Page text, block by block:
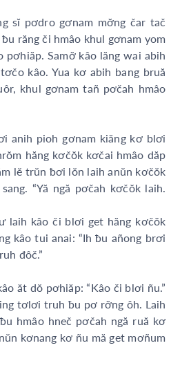
sĭ pơdro gơnam mơ̆ng čar tač
răng či hmâo khul gơnam yom
Samơ̆ kâo lăng wai abih
kâo. Yua kơ abih bang bruă
khul gơnam tañ pơčah hmâo
anih pioh gơnam kiăng kơ blơi
hăng kơčŏk kơčai hmâo dăp
lĕ trŭn ƀơi lŏn laih anŭn kơčŏk
“Yă ngă pơčah kơčŏk laih.
laih kâo či blơi get hăng kơčŏk
kâo tui anai: “Ih ƀu añong brơi
đôč.”
ăt dŏ pơhiăp: “Kâo či blơi ñu.”
tơlơi truh ƀu pơ rơ̆ng ôh. Laih
hmâo hneč pơčah ngă ruă kơ
kơnang kơ ñu mă get mơñum